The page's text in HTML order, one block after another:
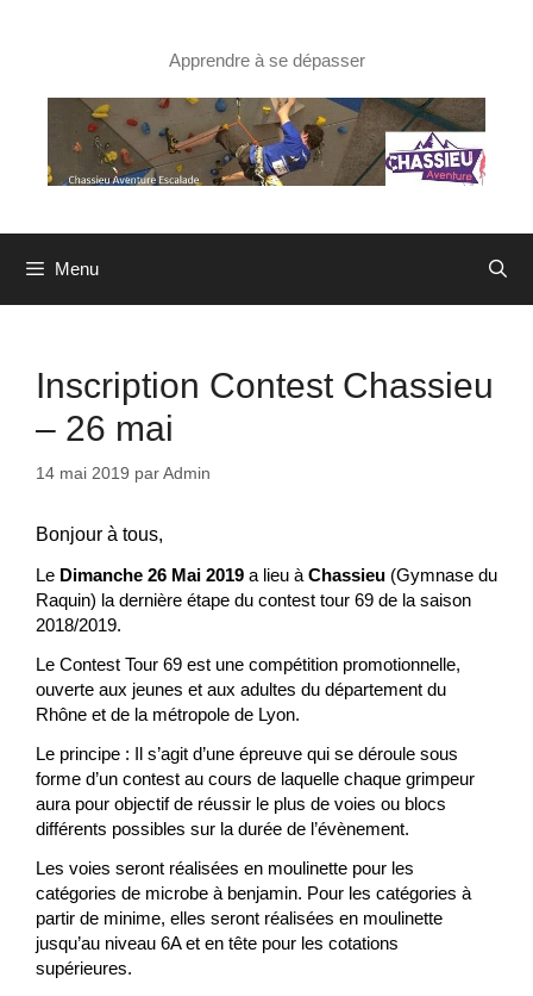
Apprendre à se dépasser
Menu
Inscription Contest Chassieu
– 26 mai
14 mai 2019 parAdmin
Bonjour à tous,
Le Dimanche 26 Mai 2019 a lieu à Chassieu (Gymnase du
Raquin) la dernière étape du contest tour 69 de la saison
2018/2019.
Le Contest Tour 69 est une compétition promotionnelle,
ouverte aux jeunes et aux adultes du département du
Rhône et de la métropole de Lyon.
Le principe : Il s’agit d’une épreuve qui se déroule sous
forme d’un contest au cours de laquelle chaque grimpeur
aura pour objectif de réussir le plus de voies ou blocs
différents possibles sur la durée de l’évènement.
Les voies seront réalisées en moulinette pour les
catégories de microbe à benjamin. Pour les catégories à
partir de minime, elles seront réalisées en moulinette
jusqu’au niveau 6A et en tête pour les cotations
supérieures.